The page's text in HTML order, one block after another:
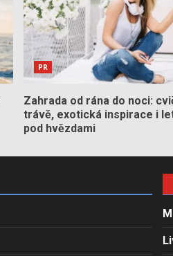
PR
Zahrada od rána do noci:
trávě, exotická inspirace i
pod hvězdami